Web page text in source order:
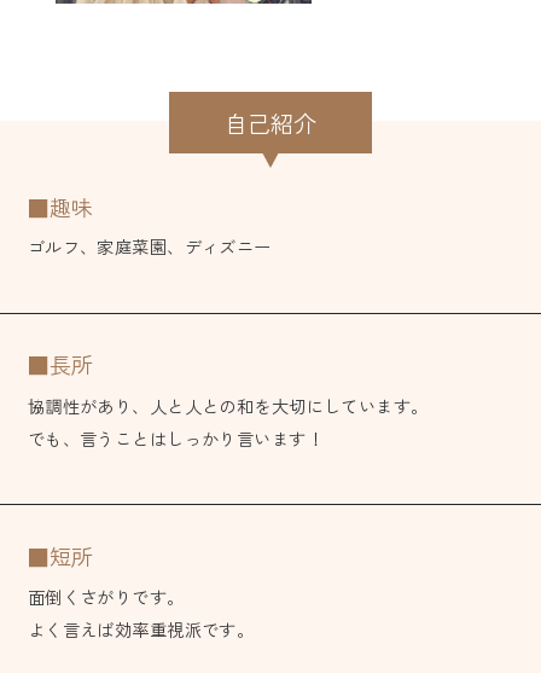
自己紹介
■趣味
ゴルフ、家庭菜園、ディズニー
■長所
協調性があり、人と人との和を大切にしています。
でも、言うことはしっかり言います！
■短所
面倒くさがりです。
よく言えば効率重視派です。